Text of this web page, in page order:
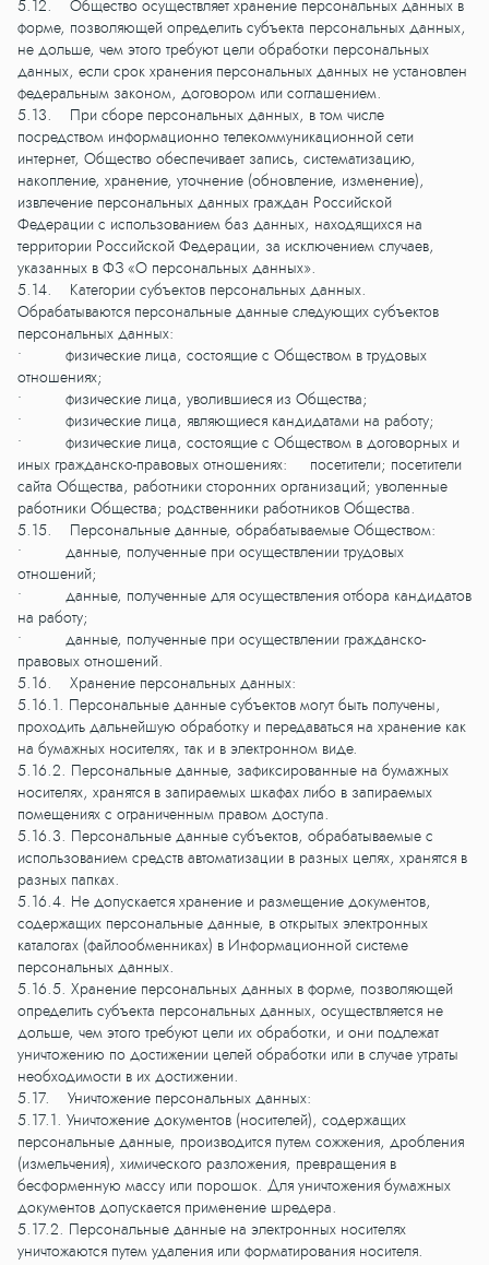
5.12. Общество осуществляет хранение персональных данных в
форме, позволяющей определить субъекта персональных данных,
не дольше, чем этого требуют цели обработки персональных
данных, если срок хранения персональных данных не установлен
федеральным законом, договором или соглашением.
5.13. При сборе персональных данных, в том числе
посредством информационно телекоммуникационной сети
интернет, Общество обеспечивает запись, систематизацию,
накопление, хранение, уточнение (обновление, изменение),
извлечение персональных данных граждан Российской
Федерации с использованием баз данных, находящихся на
территории Российской Федерации, за исключением случаев,
указанных в ФЗ «О персональных данных».
5.14. Категории субъектов персональных данных.
Обрабатываются персональные данные следующих субъектов
персональных данных:
• физические лица, состоящие с Обществом в трудовых
отношениях;
• физические лица, уволившиеся из Общества;
• физические лица, являющиеся кандидатами на работу;
• физические лица, состоящие с Обществом в договорных и
иных гражданско-правовых отношениях: посетители; посетители
сайта Общества, работники сторонних организаций; уволенные
работники Общества; родственники работников Общества.
5.15. Персональные данные, обрабатываемые Обществом:
• данные, полученные при осуществлении трудовых
отношений;
• данные, полученные для осуществления отбора кандидатов
на работу;
• данные, полученные при осуществлении гражданско-
правовых отношений.
5.16. Хранение персональных данных:
5.16.1. Персональные данные субъектов могут быть получены,
проходить дальнейшую обработку и передаваться на хранение как
на бумажных носителях, так и в электронном виде.
5.16.2. Персональные данные, зафиксированные на бумажных
носителях, хранятся в запираемых шкафах либо в запираемых
помещениях с ограниченным правом доступа.
5.16.3. Персональные данные субъектов, обрабатываемые с
использованием средств автоматизации в разных целях, хранятся в
разных папках.
5.16.4. Не допускается хранение и размещение документов,
содержащих персональные данные, в открытых электронных
каталогах (файлообменниках) в Информационной системе
персональных данных.
5.16.5. Хранение персональных данных в форме, позволяющей
определить субъекта персональных данных, осуществляется не
дольше, чем этого требуют цели их обработки, и они подлежат
уничтожению по достижении целей обработки или в случае утраты
необходимости в их достижении.
5.17. Уничтожение персональных данных:
5.17.1. Уничтожение документов (носителей), содержащих
персональные данные, производится путем сожжения, дробления
(измельчения), химического разложения, превращения в
бесформенную массу или порошок. Для уничтожения бумажных
документов допускается применение шредера.
5.17.2. Персональные данные на электронных носителях
уничтожаются путем удаления или форматирования носителя.